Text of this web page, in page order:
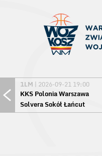
1LM | 2026-09-21 19:00
KKS Polonia Warszawa
Solvera Sokół Łańcut